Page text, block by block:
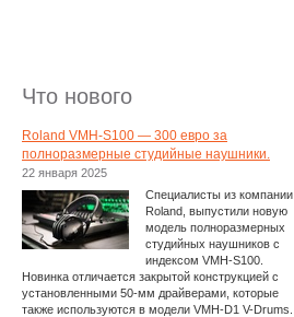
Что нового
Roland VMH-S100 — 300 евро за
полноразмерные студийные наушники.
22 января 2025
Специалисты из компании
Roland, выпустили новую
модель полноразмерных
студийных наушников с
индексом VMH-S100.
Новинка отличается закрытой конструкцией с
установленными 50-мм драйверами, которые
также используются в модели VMH-D1 V-Drums.